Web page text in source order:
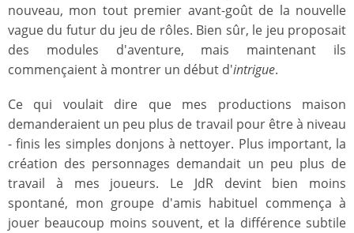
nouveau, mon tout premier avant-goût de la nouvelle
vague du futur du jeu de rôles. Bien sûr, le jeu proposait
des modules d'aventure, mais maintenant ils
commençaient à montrer un début d'intrigue.
Ce qui voulait dire que mes productions maison
demanderaient un peu plus de travail pour être à niveau
- finis les simples donjons à nettoyer. Plus important, la
création des personnages demandait un peu plus de
travail à mes joueurs. Le JdR devint bien moins
spontané, mon groupe d'amis habituel commença à
jouer beaucoup moins souvent, et la différence subtile